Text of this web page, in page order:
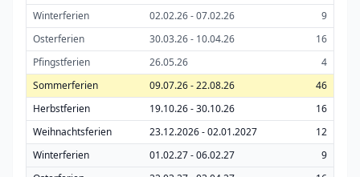
Winterferien
02.02.26 - 07.02.26
9
Osterferien
30.03.26 - 10.04.26
16
Pfingstferien
26.05.26
4
Sommerferien
09.07.26 - 22.08.26
46
Herbstferien
19.10.26 - 30.10.26
16
Weihnachtsferien
23.12.2026 - 02.01.2027
12
Winterferien
01.02.27 - 06.02.27
9